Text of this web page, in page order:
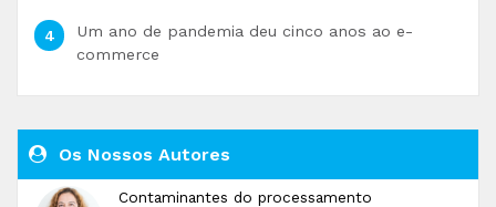
Um ano de pandemia deu cinco anos ao e-
commerce
Os Nossos Autores
Contaminantes do processamento